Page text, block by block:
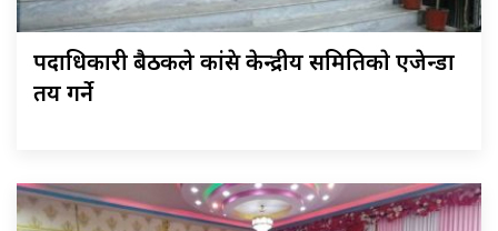
पदाधिकारी बैठकले कांग्रेस केन्द्रीय समितिकाे एजेन्डा
तय गर्ने